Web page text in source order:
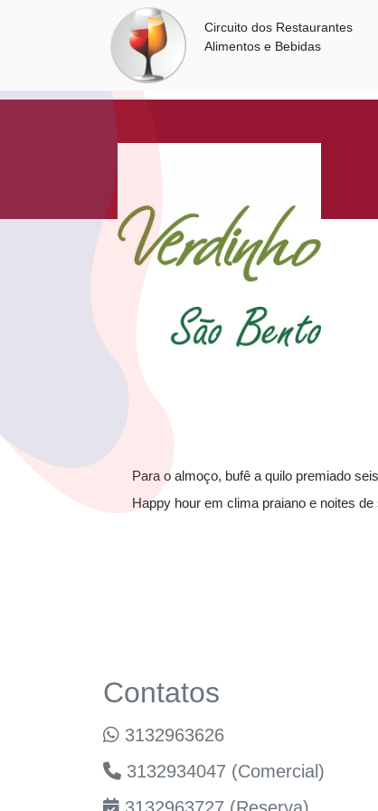
Circuito dos Restaurantes
Alimentos e Bebidas
Para o almoço, bufê a quilo premiado
Happy hour em clima praiano e noites
Contatos
3132963626
3132934047 (Comercial)